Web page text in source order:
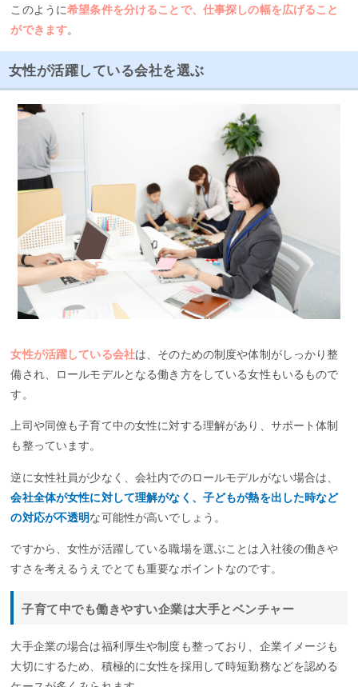
このように希望条件を分けることで、仕事探しの幅を広げること
ができます。
女性が活躍している会社を選ぶ
女性が活躍している会社は、そのための制度や体制がしっかり整
備され、ロールモデルとなる働き方をしている女性もいるもので
す。
上司や同僚も子育て中の女性に対する理解があり、サポート体制
も整っています。
逆に女性社員が少なく、会社内でのロールモデルがない場合は、
会社全体が女性に対して理解がなく、子どもが熱を出した時など
の対応が不透明な可能性が高いでしょう。
ですから、女性が活躍している職場を選ぶことは入社後の働きや
すさを考えるうえでとても重要なポイントなのです。
子育て中でも働きやすい企業は大手とベンチャー
大手企業の場合は福利厚生や制度も整っており、企業イメージも
大切にするため、積極的に女性を採用して時短勤務などを認める